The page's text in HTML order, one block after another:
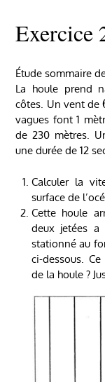
Exercice
Étude sommaire
La houle prend
côtes. Un vent de
vagues font 1
de 230 mètres.
une durée de 12
Calculer la
surface de
Cette houle
deux jetées
stationné au
ci-dessous.
de la houle ?